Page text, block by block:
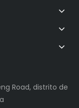
Road, distrito de